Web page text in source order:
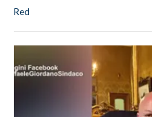
Red